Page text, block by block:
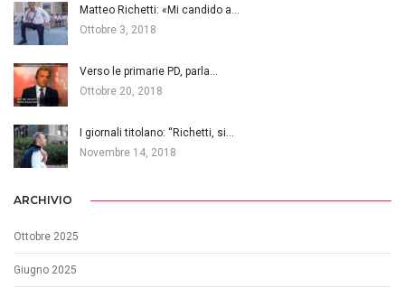
Matteo Richetti: «Mi candido a…
Ottobre 3, 2018
Verso le primarie PD, parla…
Ottobre 20, 2018
I giornali titolano: “Richetti, si…
Novembre 14, 2018
ARCHIVIO
Ottobre 2025
Giugno 2025